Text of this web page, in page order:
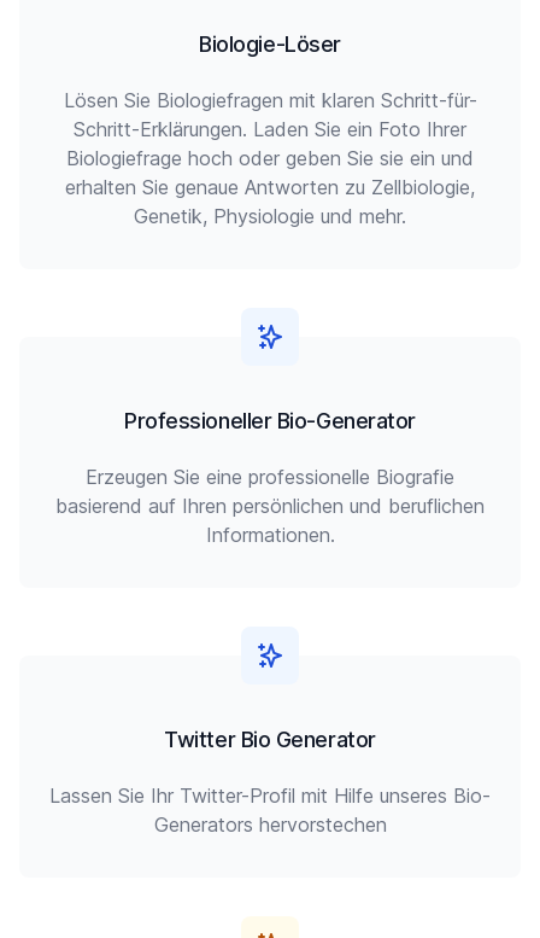
Biologie-Löser
Lösen Sie Biologiefragen mit klaren Schritt-für-
Schritt-Erklärungen. Laden Sie ein Foto Ihrer
Biologiefrage hoch oder geben Sie sie ein und
erhalten Sie genaue Antworten zu Zellbiologie,
Genetik, Physiologie und mehr.
Professioneller Bio-Generator
Erzeugen Sie eine professionelle Biografie
basierend auf Ihren persönlichen und beruflichen
Informationen.
Twitter Bio Generator
Lassen Sie Ihr Twitter-Profil mit Hilfe unseres Bio-
Generators hervorstechen